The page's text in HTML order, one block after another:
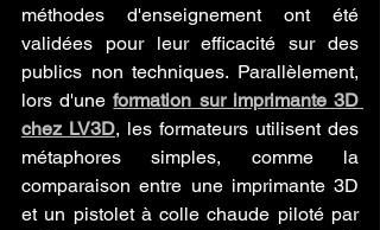
méthodes d'enseignement ont été
validées pour leur efficacité sur des
publics non techniques. Parallèlement,
lors d'une formation sur imprimante 3D
chez LV3D, les formateurs utilisent des
métaphores simples, comme la
comparaison entre une imprimante 3D
et un pistolet à colle chaude piloté par